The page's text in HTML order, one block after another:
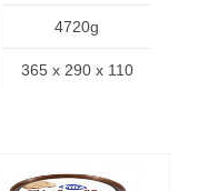
4720g
365 x 290 x 110